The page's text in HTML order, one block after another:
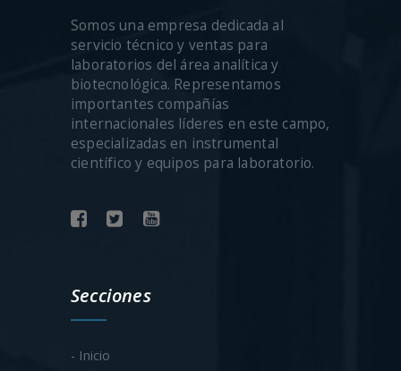
Somos una empresa dedicada al
servicio técnico y ventas para
laboratorios del área analítica y
biotecnológica. Representamos
importantes compañías
internacionales líderes en este campo,
especializadas en instrumental
científico y equipos para laboratorio.
Secciones
- Inicio